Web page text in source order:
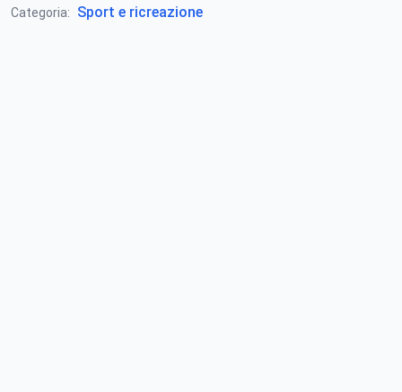
Categoria: Sport e ricreazione